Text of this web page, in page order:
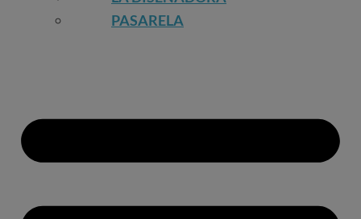
PASARELA